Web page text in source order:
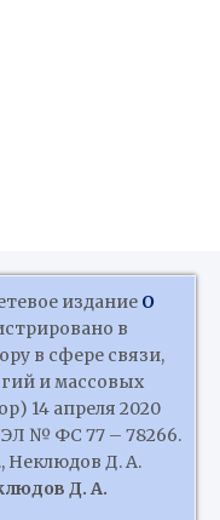
издание О
в
в сфере связи,
и массовых
14 апреля 2020
№ ФС 77 – 78266.
Неклюдов Д. А.
Д. А.